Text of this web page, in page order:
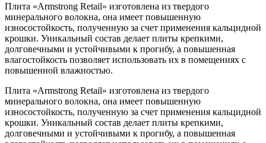
Плита «Armstrong Retail» изготовлена ​​из твердого
минерального волокна, она имеет повышенную
износостойкость, полученную за счет применения кальцидной
крошки. Уникальный состав делает плиты крепкими,
долговечными и устойчивыми к прогибу, а повышенная
влагостойкость позволяет использовать их в помещениях с
повышенной влажностью.
Плита «Armstrong Retail» изготовлена ​​из твердого
минерального волокна, она имеет повышенную
износостойкость, полученную за счет применения кальцидной
крошки. Уникальный состав делает плиты крепкими,
долговечными и устойчивыми к прогибу, а повышенная